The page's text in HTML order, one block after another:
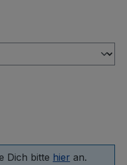
Dich bitte hier an.